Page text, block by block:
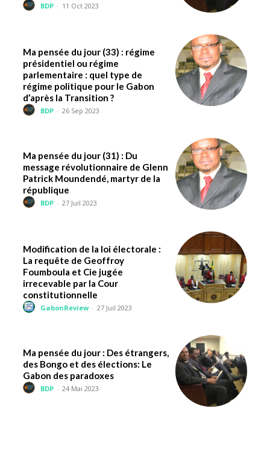
BDP - 11 Oct 2023
Ma pensée du jour (33) : régime
présidentiel ou régime
parlementaire : quel type de
régime politique pour le Gabon
d’après la Transition ?
BDP - 26 Sep 2023
Ma pensée du jour (31) : Du
message révolutionnaire de Glenn
Patrick Moundendé, martyr de la
république
BDP - 27 Juil 2023
Modification de la loi électorale :
La requête de Geoffroy
Foumboula et Cie jugée
irrecevable par la Cour
constitutionnelle
GabonReview - 27 Juil 2023
Ma pensée du jour : Des étrangers,
des Bongo et des élections: Le
Gabon des paradoxes
BDP - 24 Mai 2023